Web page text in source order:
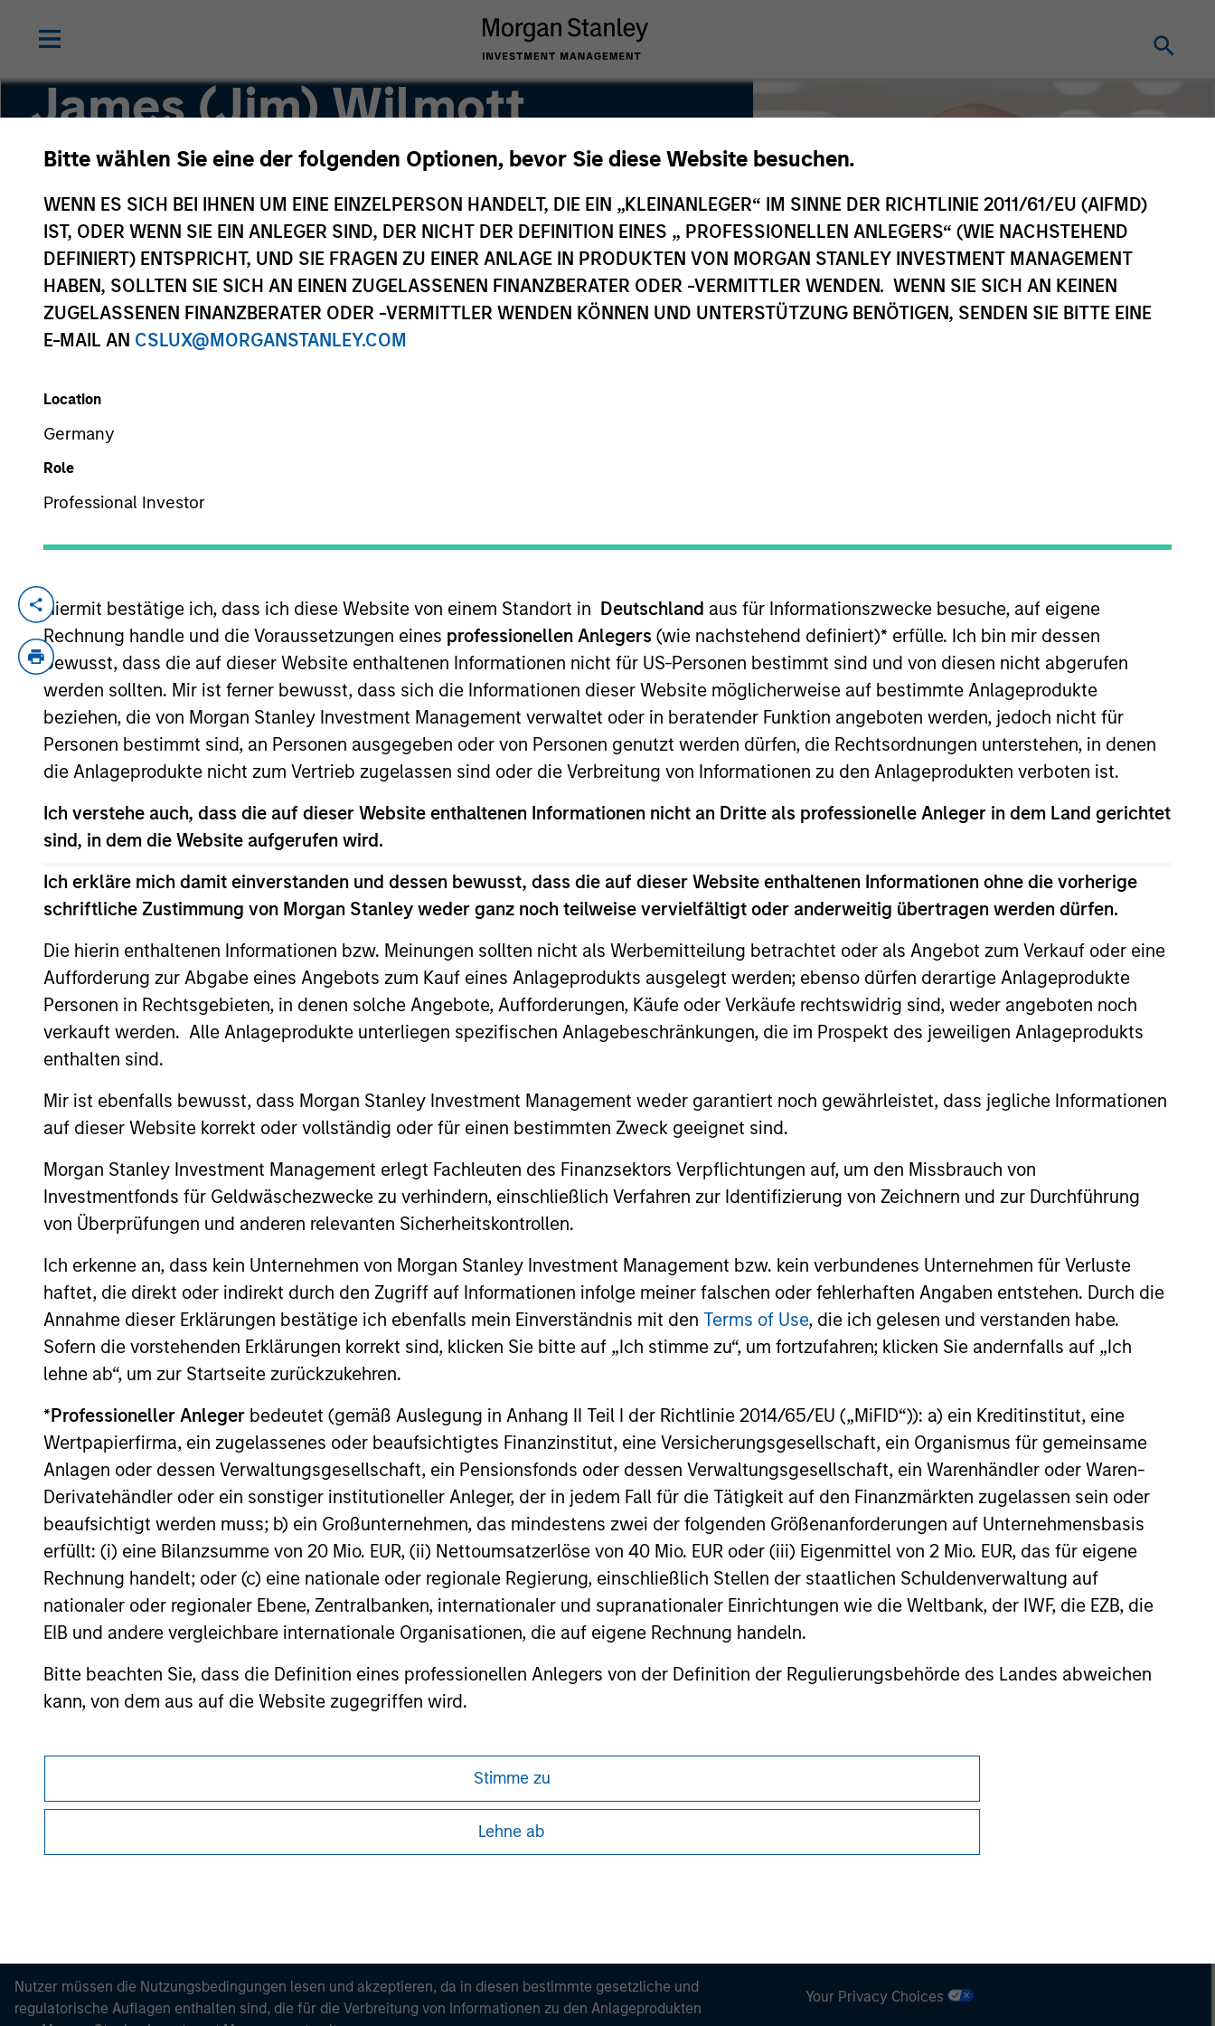
Bitte wählen Sie eine der folgenden Optionen, bevor Sie diese Website besuchen.
WENN ES SICH BEI IHNEN UM EINE EINZELPERSON HANDELT, DIE EIN „KLEINANLEGER“ IM SINNE DER RICHTLINIE 2011/61/EU (AIFMD)
IST, ODER WENN SIE EIN ANLEGER SIND, DER NICHT DER DEFINITION EINES „ PROFESSIONELLEN ANLEGERS“ (WIE NACHSTEHEND
DEFINIERT) ENTSPRICHT, UND SIE FRAGEN ZU EINER ANLAGE IN PRODUKTEN VON MORGAN STANLEY INVESTMENT MANAGEMENT
HABEN, SOLLTEN SIE SICH AN EINEN ZUGELASSENEN FINANZBERATER ODER -VERMITTLER WENDEN. WENN SIE SICH AN KEINEN
ZUGELASSENEN FINANZBERATER ODER -VERMITTLER WENDEN KÖNNEN UND UNTERSTÜTZUNG BENÖTIGEN, SENDEN SIE BITTE EINE
E-MAIL AN CSLUX@MORGANSTANLEY.COM
Location
Germany
Role
Professional Investor
Hiermit bestätige ich, dass ich diese Website von einem Standort in Deutschland aus für Informationszwecke besuche, auf eigene
Rechnung handle und die Voraussetzungen eines professionellen Anlegers (wie nachstehend definiert)* erfülle. Ich bin mir dessen
bewusst, dass die auf dieser Website enthaltenen Informationen nicht für US-Personen bestimmt sind und von diesen nicht abgerufen
werden sollten. Mir ist ferner bewusst, dass sich die Informationen dieser Website möglicherweise auf bestimmte Anlageprodukte
beziehen, die von Morgan Stanley Investment Management verwaltet oder in beratender Funktion angeboten werden, jedoch nicht für
Personen bestimmt sind, an Personen ausgegeben oder von Personen genutzt werden dürfen, die Rechtsordnungen unterstehen, in denen
die Anlageprodukte nicht zum Vertrieb zugelassen sind oder die Verbreitung von Informationen zu den Anlageprodukten verboten ist.
Ich verstehe auch, dass die auf dieser Website enthaltenen Informationen nicht an Dritte als professionelle Anleger in dem Land gerichtet
sind, in dem die Website aufgerufen wird.
Ich erkläre mich damit einverstanden und dessen bewusst, dass die auf dieser Website enthaltenen Informationen ohne die vorherige
schriftliche Zustimmung von Morgan Stanley weder ganz noch teilweise vervielfältigt oder anderweitig übertragen werden dürfen.
Die hierin enthaltenen Informationen bzw. Meinungen sollten nicht als Werbemitteilung betrachtet oder als Angebot zum Verkauf oder eine
Aufforderung zur Abgabe eines Angebots zum Kauf eines Anlageprodukts ausgelegt werden; ebenso dürfen derartige Anlageprodukte
Personen in Rechtsgebieten, in denen solche Angebote, Aufforderungen, Käufe oder Verkäufe rechtswidrig sind, weder angeboten noch
verkauft werden. Alle Anlageprodukte unterliegen spezifischen Anlagebeschränkungen, die im Prospekt des jeweiligen Anlageprodukts
enthalten sind.
Mir ist ebenfalls bewusst, dass Morgan Stanley Investment Management weder garantiert noch gewährleistet, dass jegliche Informationen
auf dieser Website korrekt oder vollständig oder für einen bestimmten Zweck geeignet sind.
Morgan Stanley Investment Management erlegt Fachleuten des Finanzsektors Verpflichtungen auf, um den Missbrauch von
Investmentfonds für Geldwäschezwecke zu verhindern, einschließlich Verfahren zur Identifizierung von Zeichnern und zur Durchführung
von Überprüfungen und anderen relevanten Sicherheitskontrollen.
Ich erkenne an, dass kein Unternehmen von Morgan Stanley Investment Management bzw. kein verbundenes Unternehmen für Verluste
haftet, die direkt oder indirekt durch den Zugriff auf Informationen infolge meiner falschen oder fehlerhaften Angaben entstehen. Durch die
Annahme dieser Erklärungen bestätige ich ebenfalls mein Einverständnis mit den Terms of Use, die ich gelesen und verstanden habe.
Sofern die vorstehenden Erklärungen korrekt sind, klicken Sie bitte auf „Ich stimme zu“, um fortzufahren; klicken Sie andernfalls auf „Ich
lehne ab“, um zur Startseite zurückzukehren.
*Professioneller Anleger bedeutet (gemäß Auslegung in Anhang II Teil I der Richtlinie 2014/65/EU („MiFID“)): a) ein Kreditinstitut, eine
Wertpapierfirma, ein zugelassenes oder beaufsichtigtes Finanzinstitut, eine Versicherungsgesellschaft, ein Organismus für gemeinsame
Anlagen oder dessen Verwaltungsgesellschaft, ein Pensionsfonds oder dessen Verwaltungsgesellschaft, ein Warenhändler oder Waren-
Derivatehändler oder ein sonstiger institutioneller Anleger, der in jedem Fall für die Tätigkeit auf den Finanzmärkten zugelassen sein oder
beaufsichtigt werden muss; b) ein Großunternehmen, das mindestens zwei der folgenden Größenanforderungen auf Unternehmensbasis
erfüllt: (i) eine Bilanzsumme von 20 Mio. EUR, (ii) Nettoumsatzerlöse von 40 Mio. EUR oder (iii) Eigenmittel von 2 Mio. EUR, das für eigene
Rechnung handelt; oder (c) eine nationale oder regionale Regierung, einschließlich Stellen der staatlichen Schuldenverwaltung auf
nationaler oder regionaler Ebene, Zentralbanken, internationaler und supranationaler Einrichtungen wie die Weltbank, der IWF, die EZB, die
EIB und andere vergleichbare internationale Organisationen, die auf eigene Rechnung handeln.
Bitte beachten Sie, dass die Definition eines professionellen Anlegers von der Definition der Regulierungsbehörde des Landes abweichen
kann, von dem aus auf die Website zugegriffen wird.
Stimme zu
Lehne ab
James (Jim) Wilmott
Global Investing, Infrastructure Partners
YEARS OF INDUSTRY EXPERIENCE
38 Years
Jim Wilmott is a Managing Director of Morgan Stanley Infrastructure Partners (MSIP). Jim has been investing in principal
transactions since 1996 across a range of asset classes and geographies. Prior to joining Morgan Stanley Infrastructure Partners
(MSIP), Jim was responsible for establishing Morgan Stanley’s Principal Investing business in Europe, a special situations, on-
balance sheet investment platform. Prior to this, he was Deputy Head of the Principal Investment Department that oversaw
Princes Gate Investors, a series of global special situations equity funds that focused on growth and bridge equity, minority
investments and structured equity investments. In this role, he spent over six years originating, structuring, managing and exiting
investments across a wide variety of sectors and regions. Jim was also a founding member of the Morgan Stanley Bridge Fund,
where he originated and managed high-yield bridge loans for four institutional investors, including Morgan Stanley. Jim holds an
M.B.A. from Harvard Business School where he graduated with distinction. In addition, he received his A.B. in Economics from the
University of North Carolina at Chapel Hill, where he was a Morehead Scholar.
Team Insights
PRESS RELEASE
Morgan Stanley Investment
Management Raises $5.5
Billion for Its Third Global
Infrastructure Fund
Morgan Stanley Infrastructure Partners,
the private infrastructure investment team
within Morgan Stanley Investment
Management, today announced that it has
raised $5.5 billion for North Haven
Infrastructure Partners III, six months after
the fund’s first close on June 19, 2019.
19-DEC-2019
PRESS RELEASE
MSIM Raises $3.6 Billion for
its Second Global
Infrastructure Fund and
Assembles a $2.2 Billion Co-
investment Club
Morgan Stanley Infrastructure Partners
announces that it has raised $3.6 billion
for North Haven Infrastructure Partners II
(NHIP II).
PRESS RELEASE
Morgan Stanley
Infrastructure Partners to
through investment funds managed by
(MSIP), its private infrastructure
investment platform, today announced
that it has agreed to acquire Epic Energy,
second half of 2026, subject to customary
regulatory approvals.
May not represent all Team Members.
The information on this page is for informational purposes only. The information contained herein does not constitute and should not be construed as an
offering of advisory services or an offer to sell or a solicitation of an offer to buy any securities in any jurisdiction in which such offer or solicitation,
purchase or sale would be unlawful under the securities, insurance or other laws of such jurisdiction.
All investing involves risks, including a loss of principal.
Please refer to the strategy detail page for important information on the strategy, including additional risk considerations.
Morgan Stanley Careers
Nutzer müssen die Nutzungsbedingungen lesen und akzeptieren, da in diesen bestimmte gesetzliche und
regulatorische Auflagen enthalten sind, die für die Verbreitung von Informationen zu den Anlageprodukten
Your Privacy Choices